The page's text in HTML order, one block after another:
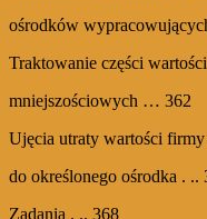
ośrodków
Traktowanie części
mniejszościowych … 362
Ujęcia utraty wartości
do określonego ośrodka . ..
Zadania . .. 368